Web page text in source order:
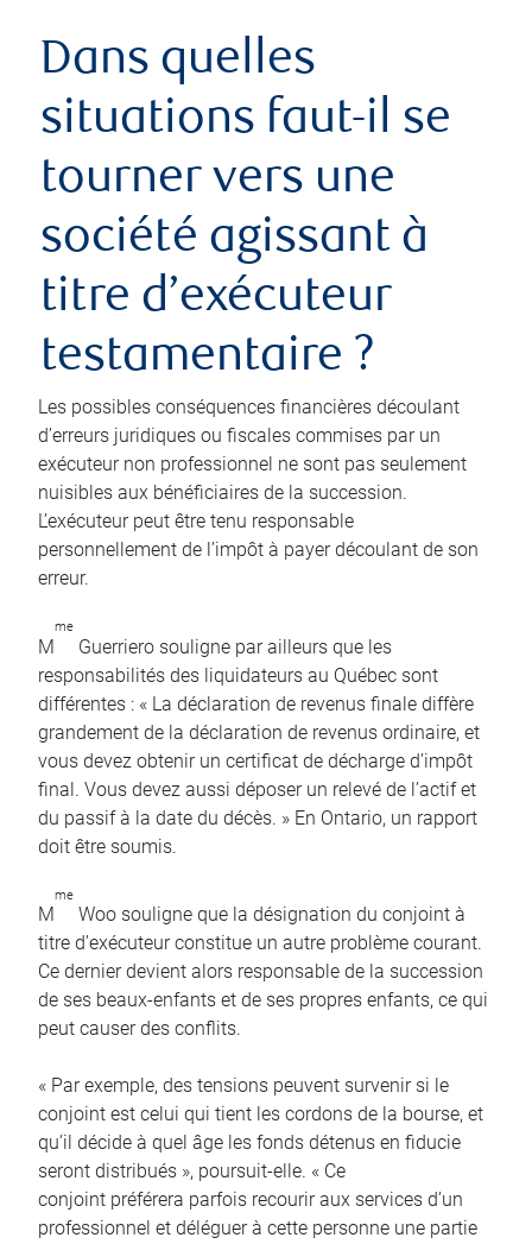
Dans quelles
situations faut-il se
tourner vers une
société agissant à
titre d’exécuteur
testamentaire ?
Les possibles conséquences financières découlant
d’erreurs juridiques ou fiscales commises par un
exécuteur non professionnel ne sont pas seulement
nuisibles aux bénéficiaires de la succession.
L’exécuteur peut être tenu responsable
personnellement de l’impôt à payer découlant de son
erreur.
M
me
Guerriero souligne par ailleurs que les
responsabilités des liquidateurs au Québec sont
différentes : « La déclaration de revenus finale diffère
grandement de la déclaration de revenus ordinaire, et
vous devez obtenir un certificat de décharge d’impôt
final. Vous devez aussi déposer un relevé de l’actif et
du passif à la date du décès. » En Ontario, un rapport
doit être soumis.
M
me
Woo souligne que la désignation du conjoint à
titre d’exécuteur constitue un autre problème courant.
Ce dernier devient alors responsable de la succession
de ses beaux-enfants et de ses propres enfants, ce qui
peut causer des conflits.
« Par exemple, des tensions peuvent survenir si le
conjoint est celui qui tient les cordons de la bourse, et
qu’il décide à quel âge les fonds détenus en fiducie
seront distribués », poursuit-elle. « Ce
conjoint préférera parfois recourir aux services d’un
professionnel et déléguer à cette personne une partie